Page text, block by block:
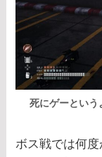
死にゲーという
ボス戦では何